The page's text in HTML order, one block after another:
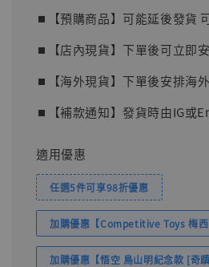
⏹︎【預購商品】可能延後發貨
⏹︎【店內現貨】下單後可立即
⏹︎【海外現貨】下單後安排海
⏹︎【補款通知】發貨時由IG或
適用優惠
任選5件可享98折優惠
加購優惠【Competitive Toys 梅西
加購優惠【悟空 鳥山明紀念款 [奇蹟